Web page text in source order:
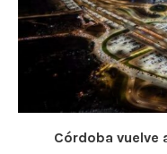
Córdoba vuelve